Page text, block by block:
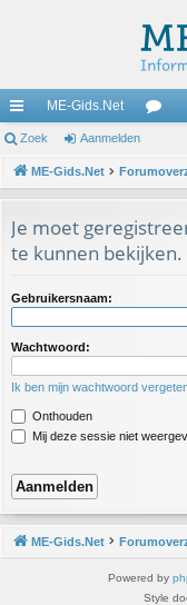
ne
lle
ks
ME-Gids.Net
u
s
Zoek Aanmelden
ME-Gids.Net
Je moet
te kunnen bekijken.
Gebruikersnaam:
Wachtwoord:
Ik ben mijn wachtwoord
Onthouden
Mij deze sessie niet
ME-Gids.Net
Powered by
Style